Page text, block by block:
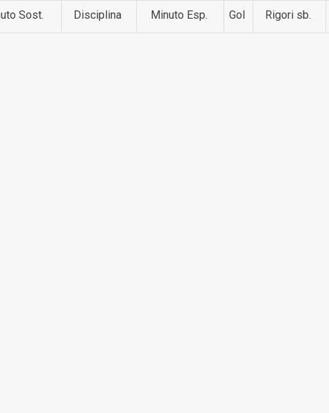
Sost. Disciplina Minuto Esp. Gol Rigori sb.